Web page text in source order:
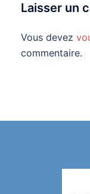
Laisser un
Vous devez
commentaire.